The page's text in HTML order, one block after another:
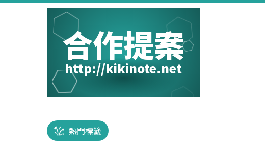
合作提案
http://kikinote.net
熱門標籤